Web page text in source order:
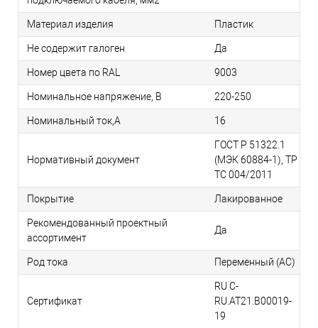
Материал изделия Пластик
Не содержит галоген Да
Номер цвета по RAL 9003
Номинальное напряжение, В 220-250
Номинальный ток,А 16
Нормативный документ
ГОСТ Р 51322.1
(МЭК 60884-1), TP
TС 004/2011
Покрытие Лакированное
Рекомендованный проектный
ассортимент
Да
Род тока Переменный (AC)
Сертификат
RU C-
RU.АТ21.B00019-
19